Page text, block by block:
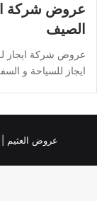
عروض شركة
الصيف
عروض شركة ايجاز
ايجاز للسياحة و
عروض العثيم